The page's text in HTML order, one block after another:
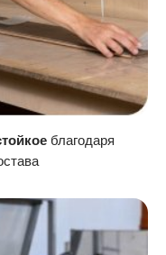
благодаря